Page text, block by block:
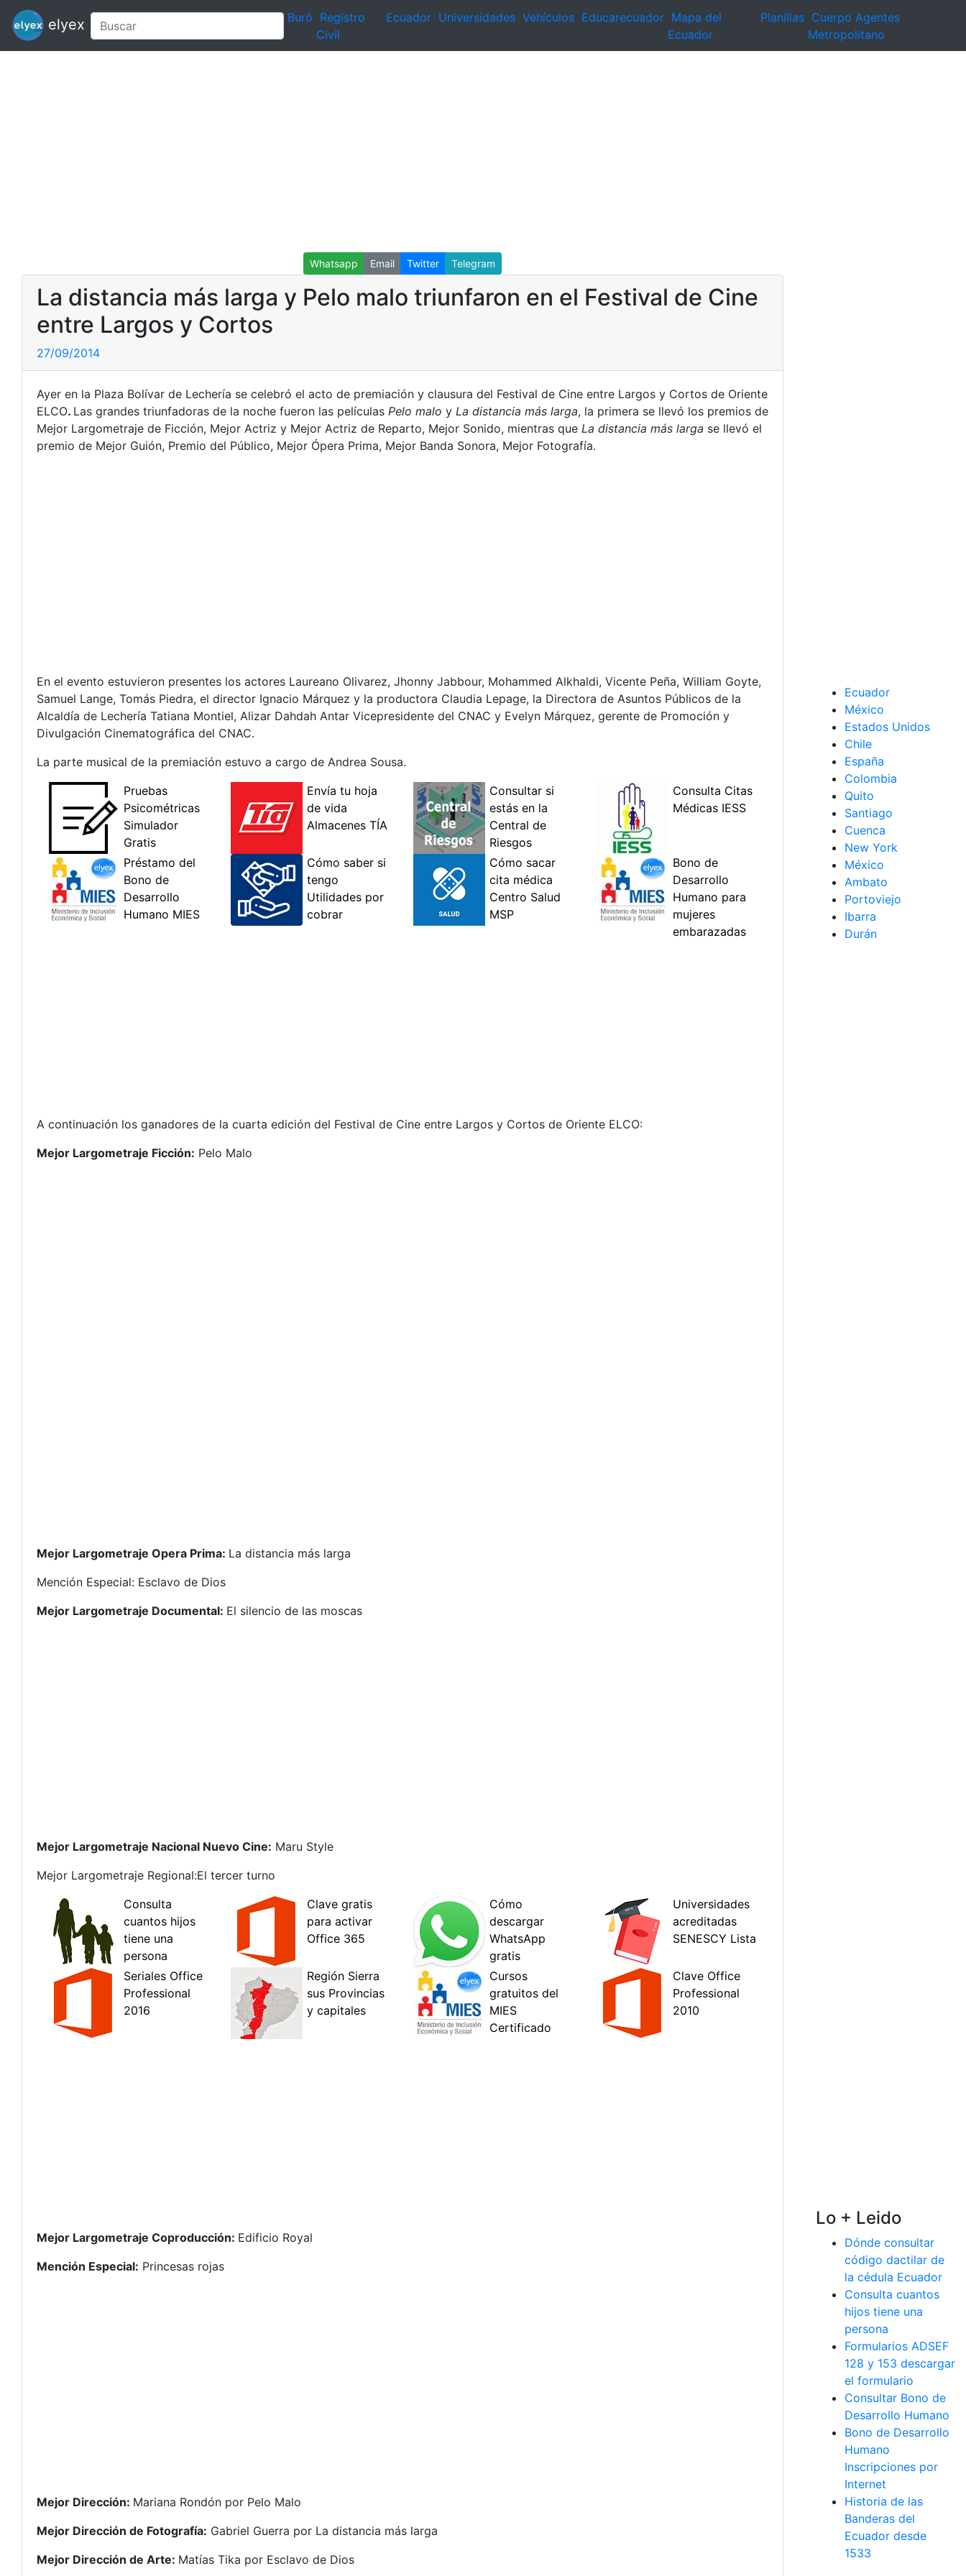
elyex Buró Registro
Civil
Ecuador Universidades Vehículos Educarecuador Mapa del
Ecuador
Planillas Cuerpo Agentes
Metropolitano
Whatsapp Email Twitter Telegram
La distancia más larga y Pelo malo triunfaron en el Festival de Cine
entre Largos y Cortos
27/09/2014
Ayer en la Plaza Bolívar de Lechería se celebró el acto de premiación y clausura del Festival de Cine entre Largos y Cortos de Oriente
ELCO. Las grandes triunfadoras de la noche fueron las películas Pelo malo y La distancia más larga, la primera se llevó los premios de
Mejor Largometraje de Ficción, Mejor Actriz y Mejor Actriz de Reparto, Mejor Sonido, mientras que La distancia más larga se llevó el
premio de Mejor Guión, Premio del Público, Mejor Ópera Prima, Mejor Banda Sonora, Mejor Fotografía.
En el evento estuvieron presentes los actores Laureano Olivarez, Jhonny Jabbour, Mohammed Alkhaldi, Vicente Peña, William Goyte,
Samuel Lange, Tomás Piedra, el director Ignacio Márquez y la productora Claudia Lepage, la Directora de Asuntos Públicos de la
Alcaldía de Lechería Tatiana Montiel, Alizar Dahdah Antar Vicepresidente del CNAC y Evelyn Márquez, gerente de Promoción y
Divulgación Cinematográfica del CNAC.
La parte musical de la premiación estuvo a cargo de Andrea Sousa.
A continuación los ganadores de la cuarta edición del Festival de Cine entre Largos y Cortos de Oriente ELCO:
Mejor Largometraje Ficción: Pelo Malo
Mejor Largometraje Opera Prima: La distancia más larga
Mención Especial: Esclavo de Dios
Mejor Largometraje Documental: El silencio de las moscas
Mejor Largometraje Nacional Nuevo Cine: Maru Style
Mejor Largometraje Regional:El tercer turno
Mejor Largometraje Coproducción: Edificio Royal
Mención Especial: Princesas rojas
Mejor Dirección: Mariana Rondón por Pelo Malo
Mejor Dirección de Fotografía: Gabriel Guerra por La distancia más larga
Mejor Dirección de Arte: Matías Tika por Esclavo de Dios
Ecuador
México
Estados Unidos
Chile
España
Colombia
Quito
Santiago
Cuenca
New York
México
Ambato
Portoviejo
Ibarra
Durán
Lo + Leido
Dónde consultar
código dactilar de
la cédula Ecuador
Consulta cuantos
hijos tiene una
persona
Formularios ADSEF
128 y 153 descargar
el formulario
Consultar Bono de
Desarrollo Humano
Bono de Desarrollo
Humano
Inscripciones por
Internet
Historia de las
Banderas del
Ecuador desde
1533